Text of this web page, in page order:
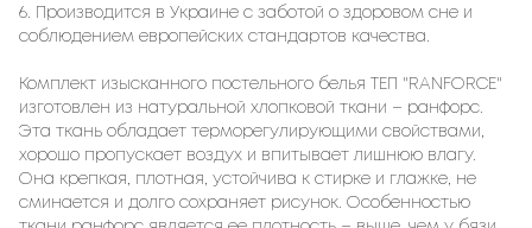
6. Производится в Украине с заботой о здоровом сне и
соблюдением европейских стандартов качества.
Комплект изысканного постельного белья ТЕП "RANFORCE"
изготовлен из натуральной хлопковой ткани – ранфорс.
Эта ткань обладает терморегулирующими свойствами,
хорошо пропускает воздух и впитывает лишнюю влагу.
Она крепкая, плотная, устойчива к стирке и глажке, не
сминается и долго сохраняет рисунок. Особенностью